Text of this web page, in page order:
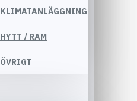
KLIMATANLÄGGNING
HYTT / RAM
ÖVRIGT